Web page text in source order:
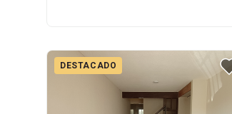
DESTACADO